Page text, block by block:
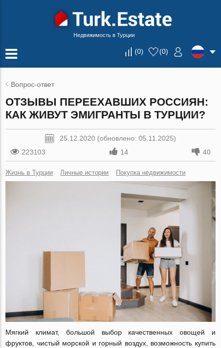
Недвижимость в Турции
(0) (0)
Вопрос-ответ
ОТЗЫВЫ ПЕРЕЕХАВШИХ РОССИЯН:
КАК ЖИВУТ ЭМИГРАНТЫ В ТУРЦИИ?
25.12.2020 (обновлено: 05.11.2025)
223103
14 40
Жизнь в Турции Личные истории Покупка недвижимости
Мягкий климат, большой выбор качественных овощей и
фруктов, чистый морской и горный воздух, возможность купить